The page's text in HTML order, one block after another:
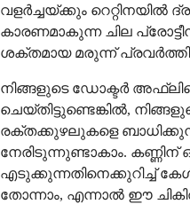
വളർച്ചയ്ക്കും റെറ്റിനയിൽ
കാരണമാകുന്ന ചില
ശക്തമായ മരുന്ന്
നിങ്ങളുടെ ഡോക്ടർ
ചെയ്തിട്ടുണ്ടെങ്കിൽ,
രക്തക്കുഴലുകളെ
നേരിടുന്നുണ്ടാകാം.
എടുക്കുന്നതിനെക്കുറിച്ച്
തോന്നാം, എന്നാൽ ഈ